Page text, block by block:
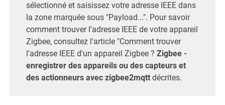
sélectionné et saisissez votre adresse IEEE dans
la zone marquée sous "Payload...". Pour savoir
comment trouver l'adresse IEEE de votre appareil
Zigbee, consultez l'article "Comment trouver
l'adresse IEEE d'un appareil Zigbee ? Zigbee -
enregistrer des appareils ou des capteurs et
des actionneurs avec zigbee2mqttdécrites.